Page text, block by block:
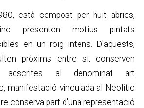
està compost per huit abrics,
presenten motius pintats
en un roig intens. D'aquests,
pròxims entre si, conserven
adscrites al denominat art
manifestació vinculada al Neolític
conserva part d'una representació